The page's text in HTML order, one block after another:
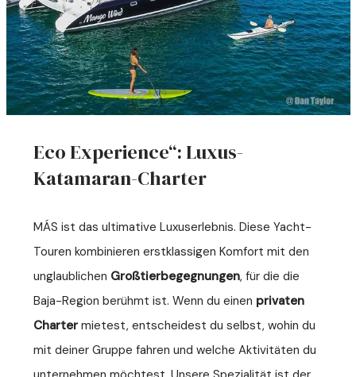
Eco Experience“: Luxus-
Katamaran-Charter
MÁS ist das ultimative Luxuserlebnis. Diese Yacht-
Touren kombinieren erstklassigen Komfort mit den
unglaublichen Großtierbegegnungen, für die die
Baja-Region berühmt ist. Wenn du einen privaten
Chartermietest, entscheidest du selbst, wohin du
mit deiner Gruppe fahren und welche Aktivitäten du